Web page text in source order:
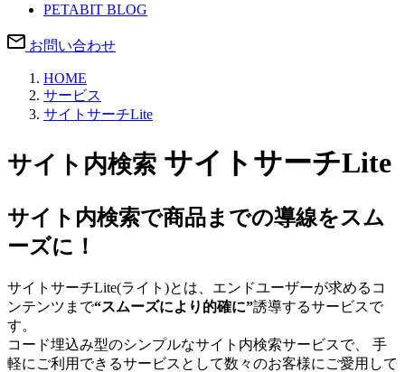
PETABIT BLOG
お問い合わせ
HOME
サービス
サイトサーチLite
サイト内検索 サイトサーチLite
サイト内検索で商品までの導線をスム
ーズに！
サイトサーチLite(ライト)とは、エンドユーザーが求めるコ
ンテンツまで“スムーズにより的確に”誘導するサービスで
す。
コード埋込み型のシンプルなサイト内検索サービスで、 手
軽にご利用できるサービスとして数々のお客様にご愛用して